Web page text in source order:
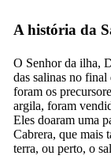
A história da
O Senhor da ilha,
das salinas no final
foram os
argila, foram
Eles doaram uma
Cabrera, que mais
terra, ou perto, o